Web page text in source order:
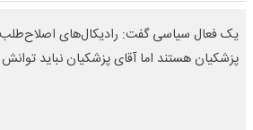
یک فعال سیاسی گفت: رادیکال‌های اصلاح‌طلب
پزشکیان هستند اما آقای پزشکیان نباید